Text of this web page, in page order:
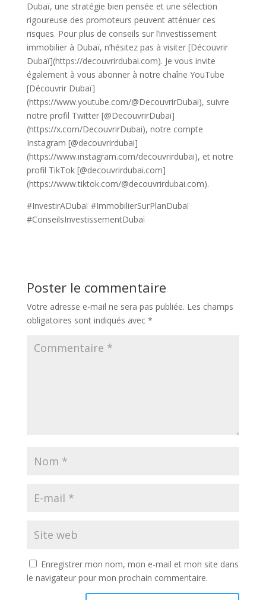
Dubaï, une stratégie bien pensée et une sélection
rigoureuse des promoteurs peuvent atténuer ces
risques. Pour plus de conseils sur l’investissement
immobilier à Dubaï, n’hésitez pas à visiter [Découvrir
Dubaï](https://decouvrirdubai.com). Je vous invite
également à vous abonner à notre chaîne YouTube
[Découvrir Dubaï]
(https://www.youtube.com/@DecouvrirDubai), suivre
notre profil Twitter [@DecouvrirDubai]
(https://x.com/DecouvrirDubai), notre compte
Instagram [@decouvrirdubai]
(https://www.instagram.com/decouvrirdubai), et notre
profil TikTok [@decouvrirdubai.com]
(https://www.tiktok.com/@decouvrirdubai.com).
#InvestirADubaï #ImmobilierSurPlanDubaï
#ConseilsInvestissementDubaï
Poster le commentaire
Votre adresse e-mail ne sera pas publiée. Les champs
obligatoires sont indiqués avec *
Enregistrer mon nom, mon e-mail et mon site dans
le navigateur pour mon prochain commentaire.